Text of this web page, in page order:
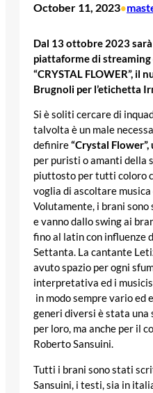
October 11, 2023•
Dal 13 ottobre 2023
piattaforme di
“CRYSTAL FLOWER”, il
Brugnoli per l’etichetta
Si è soliti cercare di
talvolta è un male
definire“Crystal Flower”,
per puristi o amanti della
piuttosto per tutti coloro
voglia di ascoltare
Volutamente, i brani
e vanno dallo swing ai
fino al latin con influenze
Settanta. La cantante
avuto spazio per ogni
interpretativa ed i
in modo sempre vario ed
generi diversi è stata una
per loro, ma anche per il
Roberto Sansuini.
Tutti i brani sono stati
Sansuini, i testi, sia in